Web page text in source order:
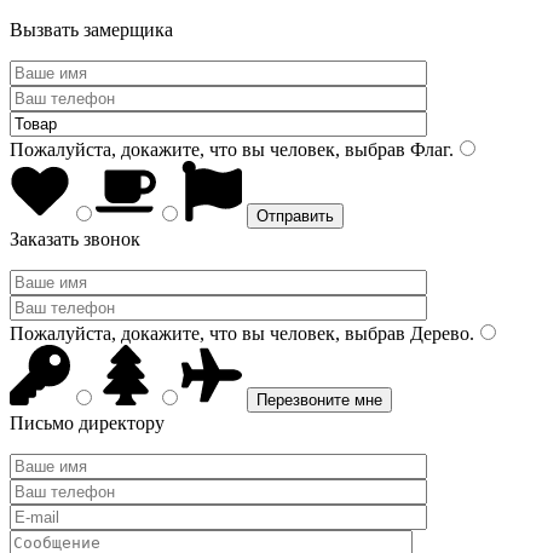
Вызвать замерщика
Пожалуйста, докажите, что вы человек, выбрав Флаг.
Заказать звонок
Пожалуйста, докажите, что вы человек, выбрав Дерево.
Письмо директору